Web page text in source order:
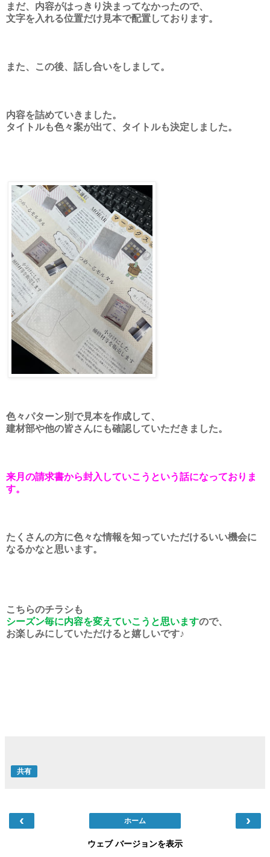
まだ、内容がはっきり決まってなかったので、
文字を入れる位置だけ見本で配置しております。
また、この後、話し合いをしまして。
内容を詰めていきました。
タイトルも色々案が出て、タイトルも決定しました。
色々パターン別で見本を作成して、
建材部や他の皆さんにも確認していただきました。
来月の請求書から封入していこうという話になっておりま
す。
たくさんの方に色々な情報を知っていただけるいい機会に
なるかなと思います。
こちらのチラシも
シーズン毎に内容を変えていこうと思いますので、
お楽しみにしていただけると嬉しいです♪
共有
‹ ›
ホーム
ウェブ バージョンを表示